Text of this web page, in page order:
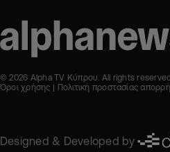
© 2026 Alpha TV Κύπρου. All rights
Όροι χρήσης
Πολιτική προστασίας
Designed & Developed by